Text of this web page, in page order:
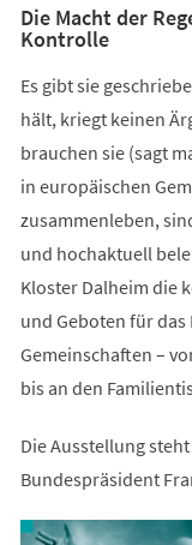
Die Macht der
Kontrolle
Es gibt sie
hält, kriegt keinen
brauchen sie (sagt
in europäischen
zusammenleben,
und hochaktuell
Kloster Dalheim die
und Geboten für
Gemeinschaften –
bis an den
Die Ausstellung
Bundespräsident